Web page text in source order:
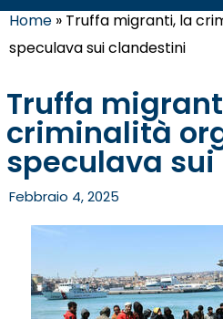
Home » Truffa migranti, la
speculava sui clandestini
Truffa
criminalità
speculava
Febbraio 4, 2025